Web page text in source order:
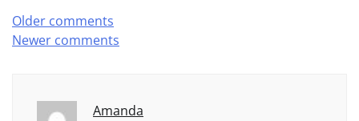
Comments
navigation
Older comments
Newer comments
Amanda